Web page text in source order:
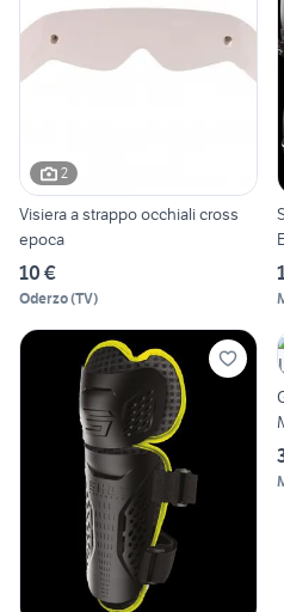
2
Visiera a strappo occhiali cross
epoca
10 €
Oderzo(TV)